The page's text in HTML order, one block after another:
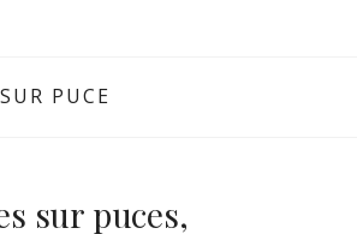
PUCE
sur puces,